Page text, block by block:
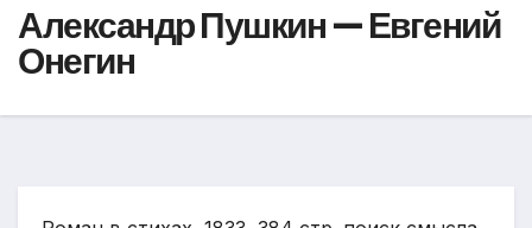
Александр Пушкин — Евгений
Онегин